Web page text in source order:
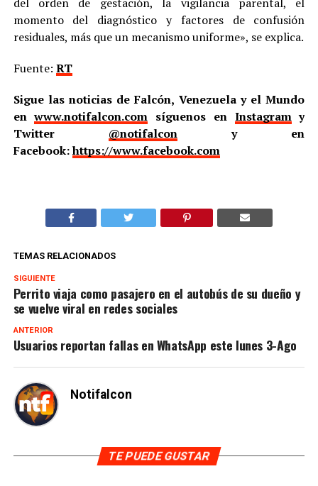
momento del diagnóstico y factores de confusión
residuales, más que un mecanismo uniforme», se explica.
Fuente: RT
Sigue las noticias de Falcón, Venezuela y el Mundo
enwww.notifalcon.com síguenos en Instagramy
Twitter @notifalcony en
Facebook:https://www.facebook.com
TEMAS RELACIONADOS
SIGUIENTE
Perrito viaja como pasajero en el autobús de su dueño y
se vuelve viral en redes sociales
ANTERIOR
Usuarios reportan fallas en WhatsApp este lunes 3-Ago
Notifalcon
TE PUEDE GUSTAR